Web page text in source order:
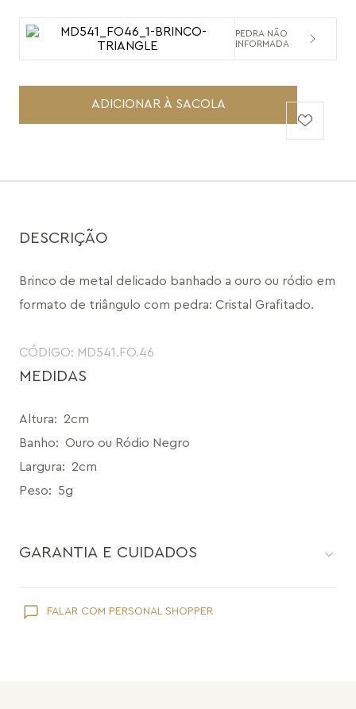
PEDRA NÃO
INFORMADA
ADICIONAR À SACOLA
DESCRIÇÃO
Brinco de metal delicado banhado a ouro ou ródio em
formato de triângulo com pedra: Cristal Grafitado.
CÓDIGO: MD541.FO.46
MEDIDAS
Altura: 2cm
Banho: Ouro ou Ródio Negro
Largura: 2cm
Peso: 5g
GARANTIA E CUIDADOS
Como toda joia, sua peça Maria Dolores é delicada e pede
cuidados específicos:
FALAR COM PERSONAL SHOPPER